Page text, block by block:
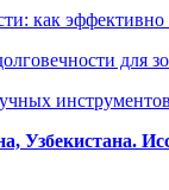
как эффективно
для
Узбекистана.